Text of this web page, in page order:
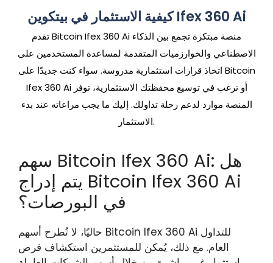
كيفية الاستثمار في بيتكوين Ifex 360 Ai
تقدم Bitcoin Ifex 360 Ai منصة مبتكرة تجمع بين الذكاء
الاصطناعي والخوارزميات المتقدمة لمساعدة المستخدمين على
اتخاذ قرارات استثمارية مدروسة. سواء كنت جديدًا على Bitcoin
Ifex 360 Ai أو ترغب في توسيع محفظتك الاستثمارية، توفر
المنصة موارد لدعم رحلة تداولك. إليك ما يجب مراعاته عند بدء
الاستثمار.
سهم Bitcoin Ifex 360 Ai: هل
يتم إدراج Bitcoin Ifex 360 Ai
في البورصات؟
حاليًا، لا تُطرح أسهم Bitcoin Ifex 360 Ai للتداول
العام. مع ذلك، يُمكن للمستثمرين استكشاف فرص